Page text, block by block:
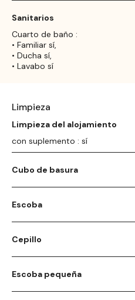
Sanitarios
Cuarto de baño :
• Familiar sí,
• Ducha sí,
• Lavabo sí
Limpieza
Limpieza del alojamiento
con suplemento : sí
Cubo de basura
Escoba
Cepillo
Escoba pequeña